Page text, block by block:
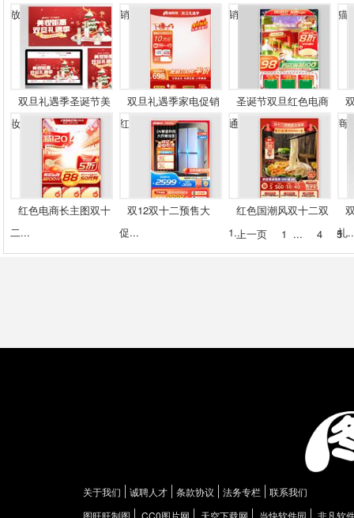
放...
销...
销...
猫
双旦礼遇季圣诞节美
妆...
双旦礼遇季家电促销
红...
圣诞节双旦红色电商
通...
商
红色电商长主图双十
二...
双12双十二预售大
促...
红色国潮风双十二双
1...
礼
上一页 1 ... 4 5
关于我们 诚聘人才 条款协议 法务专栏
联系我们
图旺旺制图
CC0图片网 天空下载网 当快软件园
非凡软